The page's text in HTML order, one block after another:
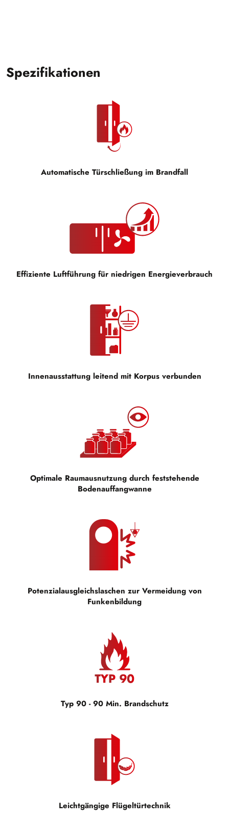
Spezifikationen
Automatische Türschließung im Brandfall
Effiziente Luftführung für niedrigen Energieverbrauch
Innenausstattung leitend mit Korpus verbunden
Optimale Raumausnutzung durch feststehende
Bodenauffangwanne
Potenzialausgleichslaschen zur Vermeidung von
Funkenbildung
Typ 90 - 90 Min. Brandschutz
Leichtgängige Flügeltürtechnik